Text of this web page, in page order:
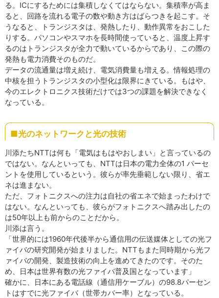
る。ICにするためには集積しなくてはならない。集積率が高ま
ると、回路を流れる電子の数や動き方はばらつきを起こす。そ
うなると、トランジスタは、発熱したり、動作異常をおこした
りする。パソコンやスマホを長時間使っていると、温度上昇す
るのはトランジスタが全力で動いているからであり、この際の
発熱も電力消費そのものだ。
データの流通量は増え続け、電気消費量も増える。情報処理の
中核を担うトランジスタの小型化は限界にきている。もはや、
今のエレクトロニクス技術だけでは3つの課題を解決できなく
なっている。
■光のネットワークと光の技術
川添たちNTTは何も「電気はもはやおしまい」と言っているの
ではない。なんといっても、NTTは日本の電力全体の1 パーセ
ントを使用しているという。彼らが率先垂範しない限り、省エ
ネは進まない。
ただ、フォトニクスへの注力は自社の省エネで始まったわけで
はない。なんといっても、彼らがフォトニクスへ踏み出したの
は50年以上も前からのことだから。
川添は言う。
「世界的には1960年代後半から通信用の伝送媒体としての光フ
ァイバの研究開発が始まりました。NTTもまた同時期から光フ
ァイバの開発、製造技術の向上を進めてきたのです。そのた
め、日本は世界有数の光ファイバ普及国となっています」
確かに、日本にある電話線（通信用ケーブル）の98.8パーセン
トはすでに光ファイバ（世帯カバー率）となっている。